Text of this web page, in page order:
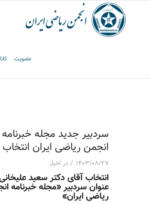
عضویت
سردبیر جدید مجله خبرنامه
انجمن ریاضی ایران
۱۴۰۳/۰۸/۲۷ / در اخبار
انتخاب آقای دکتر سعید
عنوان سردبیر «مجله خبرنامه
ریاضی ایران»